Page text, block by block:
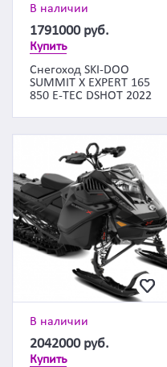
В наличии
1791000 руб.
Купить
Снегоход SKI-DOO
SUMMIT X EXPERT 165
850 E-TEC DSHOT 2022
В наличии
2042000 руб.
Купить